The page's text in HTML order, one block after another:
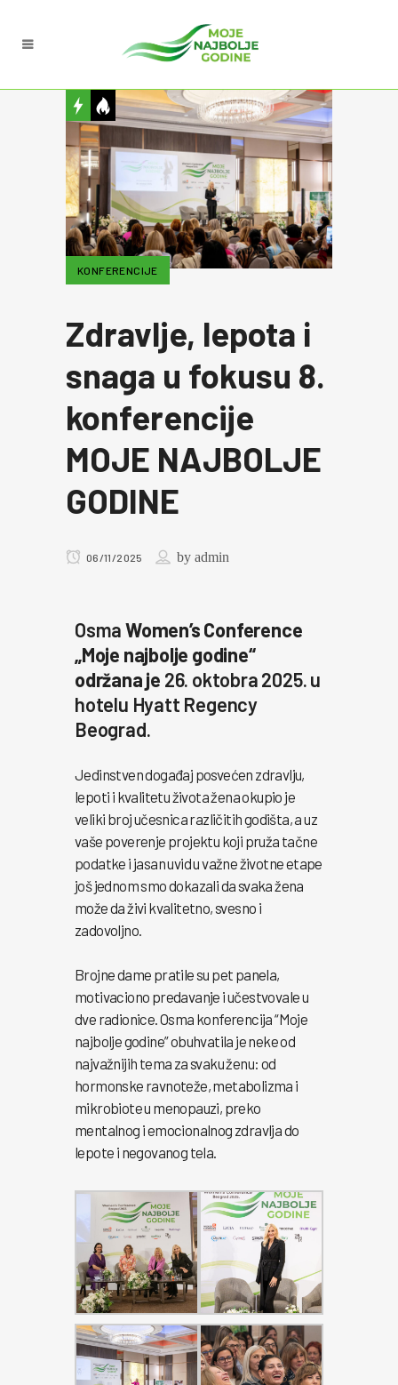
KONFERENCIJE
Zdravlje, lepota i
snaga u fokusu 8.
konferencije
MOJE NAJBOLJE
GODINE
06/11/2025 by admin
OsmaWomen’s Conference
„Moje najbolje godine“
održana je 26. oktobra 2025. u
hotelu Hyatt Regency
Beograd.
Jedinstven događaj posvećen zdravlju,
lepoti i kvalitetu života žena okupio je
veliki broj učesnica različitih godišta, a uz
vaše poverenje projektu koji pruža tačne
podatke i jasan uvid u važne životne etape
još jednom smo dokazali da svaka žena
može da živi kvalitetno, svesno i
zadovoljno.
Brojne dame pratile su pet panela,
motivaciono predavanje i učestvovale u
dve radionice. Osma konferencija “Moje
najbolje godine” obuhvatila je neke od
najvažnijih tema za svaku ženu: od
hormonske ravnoteže, metabolizma i
mikrobiote u menopauzi, preko
mentalnog i emocionalnog zdravlja do
lepote i negovanog tela.